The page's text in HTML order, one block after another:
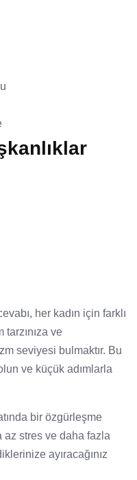
her kadın için farklı
ve
seviyesi bulmaktır. Bu
ve küçük adımlarla
bir özgürleşme
az stres ve daha fazla
ayıracağınız